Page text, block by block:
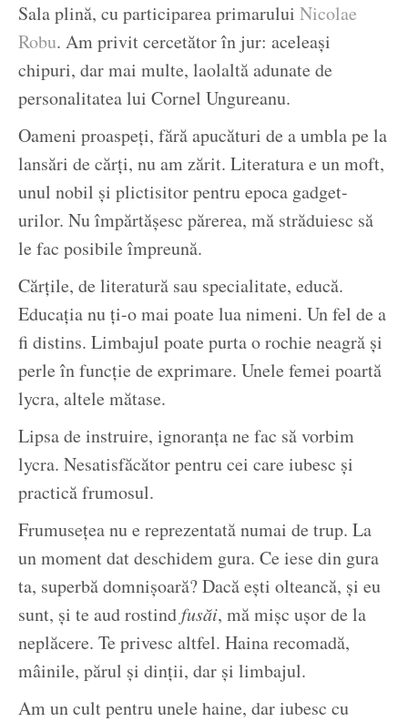
Sala plină, cu participarea primarului Nicolae
Robu. Am privit cercetător în jur: aceleași
chipuri, dar mai multe, laolaltă adunate de
personalitatea lui Cornel Ungureanu.
Oameni proaspeți, fără apucături de a umbla pe la
lansări de cărți, nu am zărit. Literatura e un moft,
unul nobil și plictisitor pentru epoca gadget-
urilor. Nu împărtășesc părerea, mă străduiesc să
le fac posibile împreună.
Cărțile, de literatură sau specialitate, educă.
Educația nu ți-o mai poate lua nimeni. Un fel de a
fi distins. Limbajul poate purta o rochie neagră și
perle în funcție de exprimare. Unele femei poartă
lycra, altele mătase.
Lipsa de instruire, ignoranța ne fac să vorbim
lycra. Nesatisfăcător pentru cei care iubesc și
practică frumosul.
Frumusețea nu e reprezentată numai de trup. La
un moment dat deschidem gura. Ce iese din gura
ta, superbă domnișoară? Dacă ești olteancă, și eu
sunt, și te aud rostindfusăi, mă mișc ușor de la
neplăcere. Te privesc altfel. Haina recomadă,
mâinile, părul și dinții, dar și limbajul.
Am un cult pentru unele haine, dar iubesc cu